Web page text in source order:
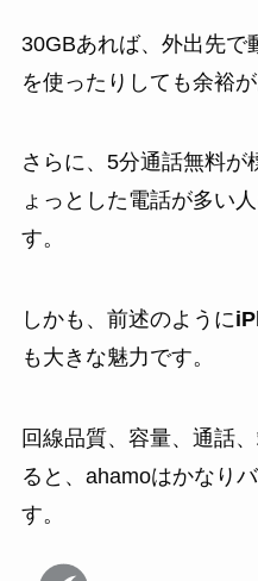
30GBあれば、外出先で
を使ったりしても余裕が
さらに、5分通話無料が
ょっとした電話が多い
す。
しかも、前述のように
も大きな魅力です。
回線品質、容量、通話
ると、ahamoはかなり
す。